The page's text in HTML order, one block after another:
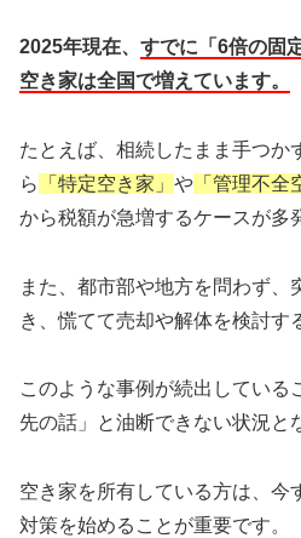
2025年現在、 すでに「6倍の固
空き家は全国で増えています。
たとえば、相続したまま手つか
ら
「特定空き家」 や 「管理不全
から税額が急増するケースが多
また、都市部や地方を問わず、
き、慌てて売却や解体を検討す
このような事例が続出している
先の話」と油断できない状況と
空き家を所有している方は、今
対策を始めることが重要です。